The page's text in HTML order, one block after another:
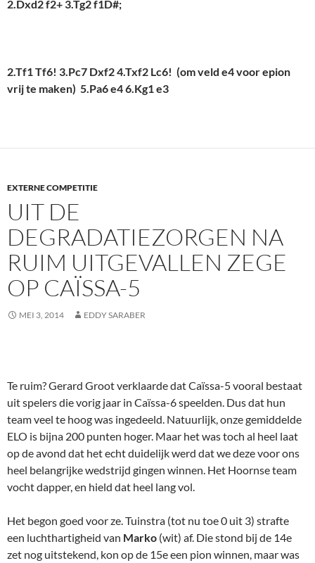
2.Dxd2 f2+ 3.Tg2 f1D#;
2.Tf1 Tf6! 3.Pc7 Dxf2 4.Txf2 Lc6! (om veld e4 voor epion
vrij te maken) 5.Pa6 e4 6.Kg1 e3
EXTERNE COMPETITIE
UIT DE
DEGRADATIEZORGEN NA
RUIM UITGEVALLEN ZEGE
OP CAÏSSA-5
MEI 3, 2014 EDDY SARABER
Te ruim? Gerard Groot verklaarde dat Caïssa-5 vooral bestaat
uit spelers die vorig jaar in Caïssa-6 speelden. Dus dat hun
team veel te hoog was ingedeeld. Natuurlijk, onze gemiddelde
ELO is bijna 200 punten hoger. Maar het was toch al heel laat
op de avond dat het echt duidelijk werd dat we deze voor ons
heel belangrijke wedstrijd gingen winnen. Het Hoornse team
vocht dapper, en hield dat heel lang vol.
Het begon goed voor ze. Tuinstra (tot nu toe 0 uit 3) strafte
een luchthartigheid van Marko (wit) af. Die stond bij de 14e
zet nog uitstekend, kon op de 15e een pion winnen, maar was